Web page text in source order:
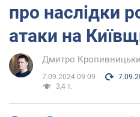
про наслідки
атаки на
Дмитро
7.09.2024 09:09
3,4 т.